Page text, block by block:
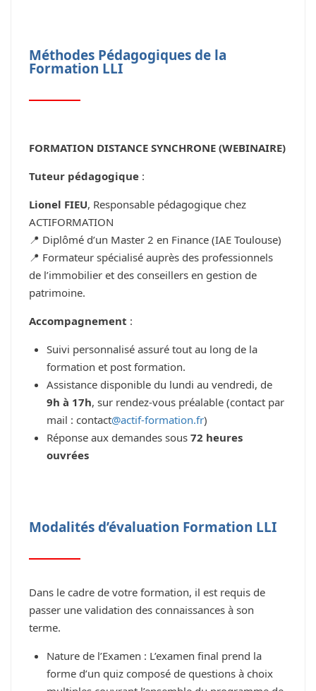
Méthodes Pédagogiques de la
Formation LLI
FORMATION DISTANCE SYNCHRONE (WEBINAIRE)
Tuteur pédagogique :
Lionel FIEU, Responsable pédagogique chez
ACTIFORMATION
📍 Diplômé d’un Master 2 en Finance (IAE Toulouse)
📍 Formateur spécialisé auprès des professionnels
de l’immobilier et des conseillers en gestion de
patrimoine.
Accompagnement :
Suivi personnalisé assuré tout au long de la
formation et post formation.
Assistance disponible du lundi au vendredi, de
9h à 17h, sur rendez-vous préalable (contact par
mail : contact@actif-formation.fr)
Réponse aux demandes sous 72 heures
ouvrées
Modalités d’évaluation Formation LLI
Dans le cadre de votre formation, il est requis de
passer une validation des connaissances à son
terme.
Nature de l’Examen : L’examen final prend la
forme d’un quiz composé de questions à choix